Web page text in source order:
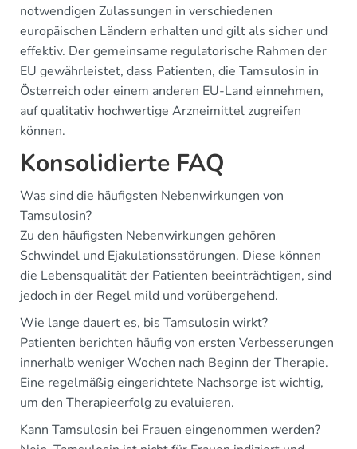
notwendigen Zulassungen in verschiedenen
europäischen Ländern erhalten und gilt als sicher und
effektiv. Der gemeinsame regulatorische Rahmen der
EU gewährleistet, dass Patienten, die Tamsulosin in
Österreich oder einem anderen EU-Land einnehmen,
auf qualitativ hochwertige Arzneimittel zugreifen
können.
Konsolidierte FAQ
Was sind die häufigsten Nebenwirkungen von
Tamsulosin?
Zu den häufigsten Nebenwirkungen gehören
Schwindel und Ejakulationsstörungen. Diese können
die Lebensqualität der Patienten beeinträchtigen, sind
jedoch in der Regel mild und vorübergehend.
Wie lange dauert es, bis Tamsulosin wirkt?
Patienten berichten häufig von ersten Verbesserungen
innerhalb weniger Wochen nach Beginn der Therapie.
Eine regelmäßig eingerichtete Nachsorge ist wichtig,
um den Therapieerfolg zu evaluieren.
Kann Tamsulosin bei Frauen eingenommen werden?